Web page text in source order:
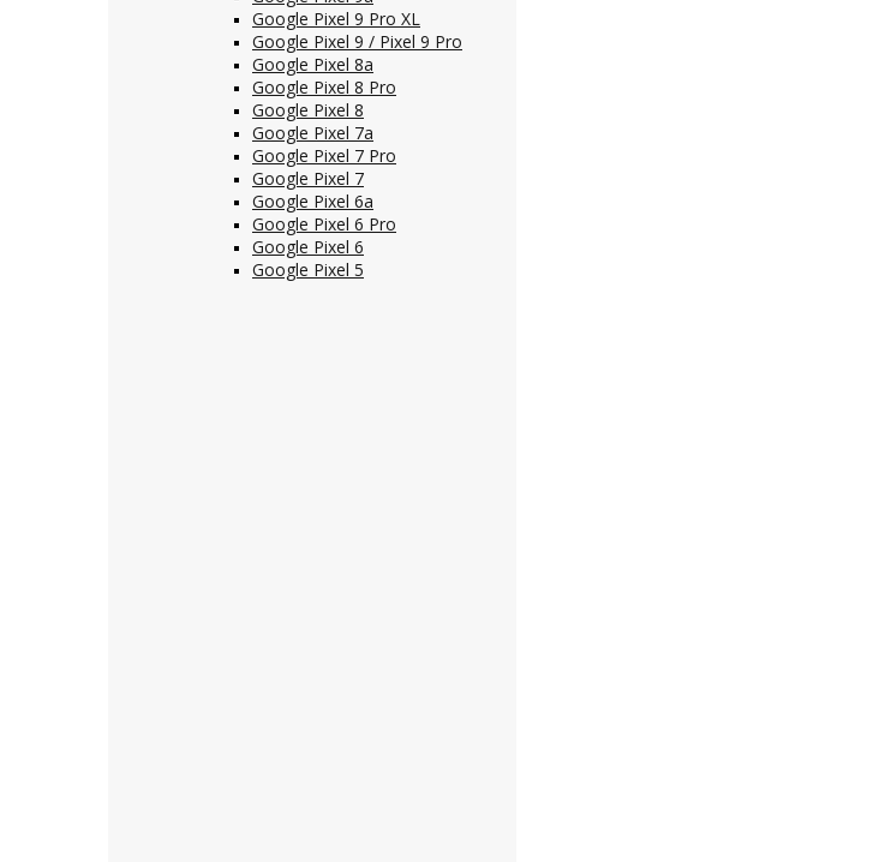
Google Pixel 9 Pro XL
Google Pixel 9 / Pixel 9 Pro
Google Pixel 8a
Google Pixel 8 Pro
Google Pixel 8
Google Pixel 7a
Google Pixel 7 Pro
Google Pixel 7
Google Pixel 6a
Google Pixel 6 Pro
Google Pixel 6
Google Pixel 5